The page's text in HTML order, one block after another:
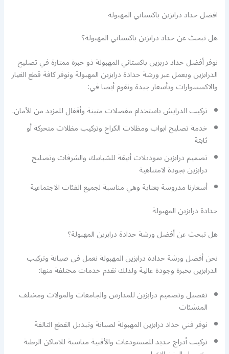
افضل حداد درابزين باكستاني المهبولة
هل تبحث عن حداد درابزين باكستاني المهبولة؟
نوفر أفضل حداد دربزين باكستاني المهبولة ذو خبرة ممتازة في تصليح
الدرابزين ويعمل عبر ورشة حدادة درابزين المهبولة ونوفر كافة قطع الغيار
والاكسسوارات وبأسعار جيدة ونقوم أيضا في:
تركيب الدرايش باستخدام مفصلات متينة وأقفال للمزيد من الأمان.
خدمة تصليح ابواب ومظلات الكراج وتركيب مظلات متحركة أو
ثابتة
تصميم درابزين بموديلات أنيقة للشبابيك والشرفات وتصليح
درابزين بجودة لامتناهية
أسعارنا مدروسة بعناية وهي مناسبة لجميع الفئات الاجتماعية
حدادة درابزين المهبولة
هل تبحث عن أفضل ورشة حدادة درابزين المهبولة؟
نحن أفضل ورشة حدادة درابزين المهبولة نعمل في صيانة وتركيب
الدرابزين بخبرة وجودة عالية ولذلك نقدم خدمات مختلفة منها:
تفصيل وتصميم درابزين للمدارس والجامعات والمولات ومختلف
المنشئات
نوفر فني حداد درابزين المهبولة لصيانة وتبديل القطع التالفة
تركيب أدراج حديد للمستودعات والأقبية مناسبة للاماكن الرطبة